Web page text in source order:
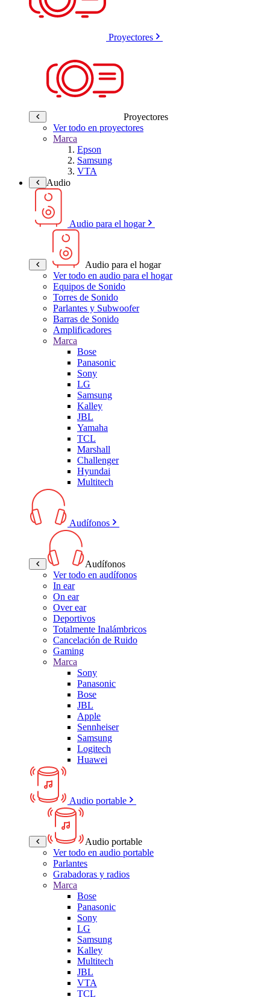
Proyectores
Proyectores
Ver todo en proyectores
Marca
Epson
Samsung
VTA
Audio
Audio para el hogar
Audio para el hogar
Ver todo en audio para el hogar
Equipos de Sonido
Torres de Sonido
Parlantes y Subwoofer
Barras de Sonido
Amplificadores
Marca
Bose
Panasonic
Sony
LG
Samsung
Kalley
JBL
Yamaha
TCL
Marshall
Challenger
Hyundai
Multitech
Audífonos
Audífonos
Ver todo en audífonos
In ear
On ear
Over ear
Deportivos
Totalmente Inalámbricos
Cancelación de Ruido
Gaming
Marca
Sony
Panasonic
Bose
JBL
Apple
Sennheiser
Samsung
Logitech
Huawei
Audio portable
Audio portable
Ver todo en audio portable
Parlantes
Grabadoras y radios
Marca
Bose
Panasonic
Sony
LG
Samsung
Kalley
Multitech
JBL
VTA
TCL